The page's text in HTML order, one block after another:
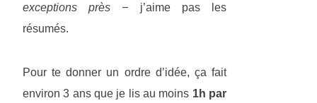
exceptions près − j’aime pas les
résumés.
Pour te donner un ordre d’idée, ça fait
environ 3 ans que je lis au moins 1h par